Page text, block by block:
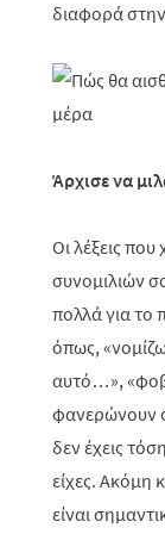
διαφορά
Άρχισε να
Οι λέξεις
συνομιλιών
πολλά για το
όπως,
αυτό…»,
φανερώνουν
δεν έχεις
είχες. Ακόμη
είναι